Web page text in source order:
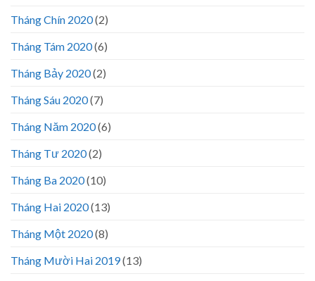
Tháng Chín 2020(2)
Tháng Tám 2020(6)
Tháng Bảy 2020(2)
Tháng Sáu 2020(7)
Tháng Năm 2020(6)
Tháng Tư 2020(2)
Tháng Ba 2020(10)
Tháng Hai 2020(13)
Tháng Một 2020(8)
Tháng Mười Hai 2019(13)